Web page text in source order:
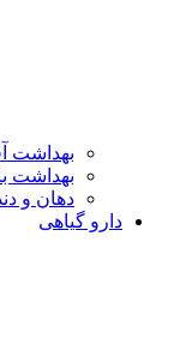
بهداشت
بهداشت
دهان و
دارو گیاهی